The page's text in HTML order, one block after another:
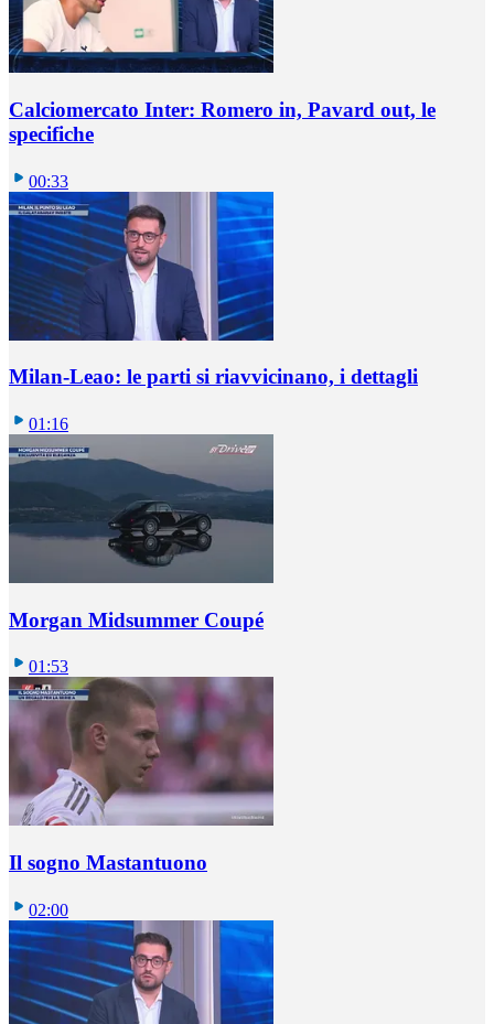
Calciomercato Inter: Romero in, Pavard out, le
specifiche
00:33
Milan-Leao: le parti si riavvicinano, i dettagli
01:16
Morgan Midsummer Coupé
01:53
Il sogno Mastantuono
02:00